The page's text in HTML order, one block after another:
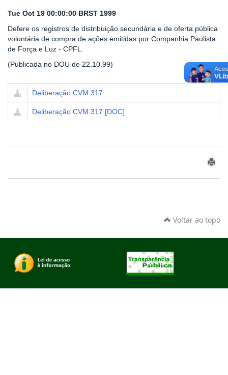
Tue Oct 19 00:00:00 BRST 1999
Defere os registros de distribuição secundária e de oferta pública
voluntária de compra de ações emitidas por Companhia Paulista
de Força e Luz - CPFL.
(Publicada no DOU de 22.10.99)
Deliberação CVM 317
Deliberação CVM 317 [DOC]
Voltar ao topo